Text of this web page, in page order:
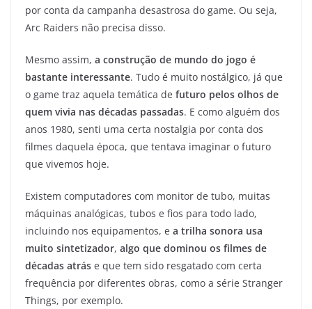
por conta da campanha desastrosa do game. Ou seja,
Arc Raiders não precisa disso.
Mesmo assim, a construção de mundo do jogo é
bastante interessante. Tudo é muito nostálgico, já que
o game traz aquela temática de futuro pelos olhos de
quem vivia nas décadas passadas. E como alguém dos
anos 1980, senti uma certa nostalgia por conta dos
filmes daquela época, que tentava imaginar o futuro
que vivemos hoje.
Existem computadores com monitor de tubo, muitas
máquinas analógicas, tubos e fios para todo lado,
incluindo nos equipamentos, e a trilha sonora usa
muito sintetizador, algo que dominou os filmes de
décadas atrás e que tem sido resgatado com certa
frequência por diferentes obras, como a série Stranger
Things, por exemplo.